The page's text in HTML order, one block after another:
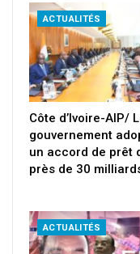
ACTUALITÉS
Côte d’Ivoire-AIP/
gouvernement
un accord de prêt
près de 30
ACTUALITÉS